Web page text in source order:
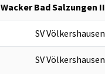
Wacker Bad Salzungen II
SV Völkershausen
SV Völkershausen